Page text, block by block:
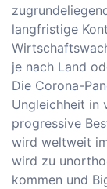
langfristige
je nach Land
Die Corona-
Ungleichheit in
progressive
wird weltweit
wird zu
kommen und